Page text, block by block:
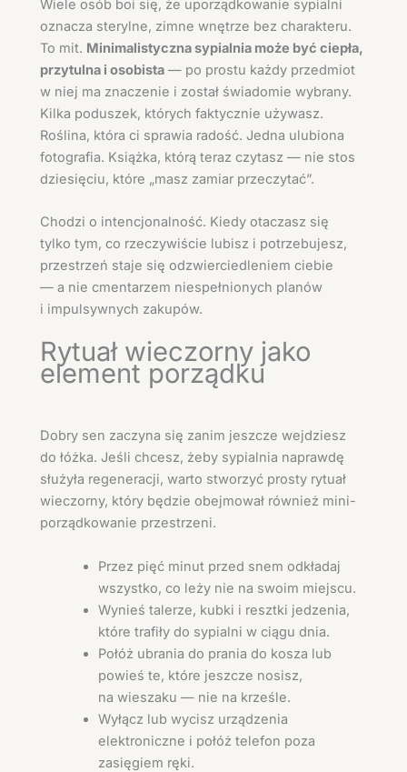
Wiele osób boi się, że uporządkowanie sypialni
oznacza sterylne, zimne wnętrze bez charakteru.
To mit. Minimalistyczna sypialnia może być ciepła,
przytulna i osobista — po prostu każdy przedmiot
w niej ma znaczenie i został świadomie wybrany.
Kilka poduszek, których faktycznie używasz.
Roślina, która ci sprawia radość. Jedna ulubiona
fotografia. Książka, którą teraz czytasz — nie stos
dziesięciu, które „masz zamiar przeczytać”.
Chodzi o intencjonalność. Kiedy otaczasz się
tylko tym, co rzeczywiście lubisz i potrzebujesz,
przestrzeń staje się odzwierciedleniem ciebie
— a nie cmentarzem niespełnionych planów
i impulsywnych zakupów.
Rytuał wieczorny jako
element porządku
Dobry sen zaczyna się zanim jeszcze wejdziesz
do łóżka. Jeśli chcesz, żeby sypialnia naprawdę
służyła regeneracji, warto stworzyć prosty rytuał
wieczorny, który będzie obejmował również mini-
porządkowanie przestrzeni.
Przez pięć minut przed snem odkładaj
wszystko, co leży nie na swoim miejscu.
Wynieś talerze, kubki i resztki jedzenia,
które trafiły do sypialni w ciągu dnia.
Połóż ubrania do prania do kosza lub
powieś te, które jeszcze nosisz,
na wieszaku — nie na krześle.
Wyłącz lub wycisz urządzenia
elektroniczne i połóż telefon poza
zasięgiem ręki.